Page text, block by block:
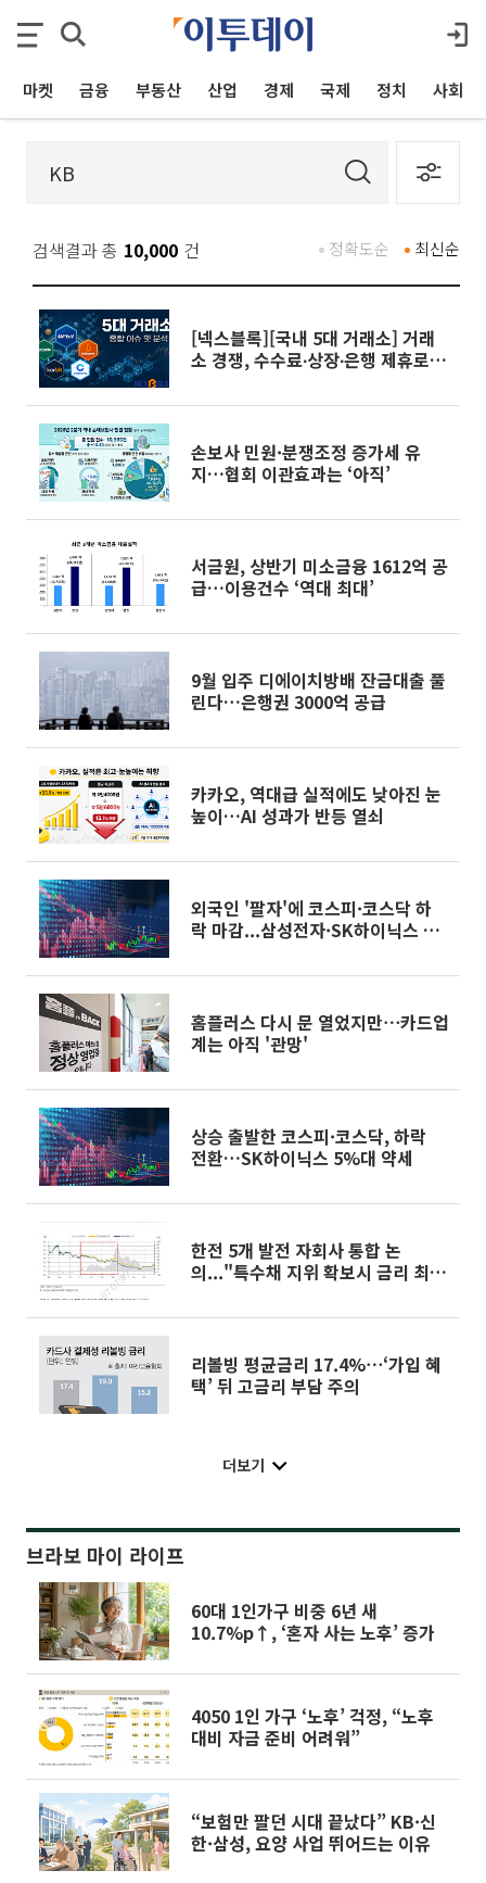
마켓 금융 부동산 산업 경제 국제 정치 사회
검색결과 총 10,000 건 최신순
정확도순
[넥스블록][국내 5대 거래소] 거래
소 경쟁, 수수료∙상장∙은행 제휴로
손보사 민원·분쟁조정 증가세 유
지…협회 이관효과는 ‘아직’
서금원, 상반기 미소금융 1612억 공
급…이용건수 ‘역대 최대’
9월 입주 디에이치방배 잔금대출 풀
린다…은행권 3000억 공급
카카오, 역대급 실적에도 낮아진 눈
높이…AI 성과가 반등 열쇠
외국인 '팔자'에 코스피·코스닥 하
락 마감...삼성전자·SK하이닉스 희
홈플러스 다시 문 열었지만⋯카드업
계는 아직 '관망'
상승 출발한 코스피·코스닥, 하락
전환…SK하이닉스 5%대 약세
한전 5개 발전 자회사 통합 논
의..."특수채 지위 확보시 금리 최대
리볼빙 평균금리 17.4%⋯‘가입 혜
택’ 뒤 고금리 부담 주의
더보기
브라보 마이 라이프
60대 1인가구 비중 6년 새
10.7%p↑, ‘혼자 사는 노후’ 증가
4050 1인 가구 ‘노후’ 걱정, “노후
대비 자금 준비 어려워”
“보험만 팔던 시대 끝났다” KB·신
한·삼성, 요양 사업 뛰어드는 이유